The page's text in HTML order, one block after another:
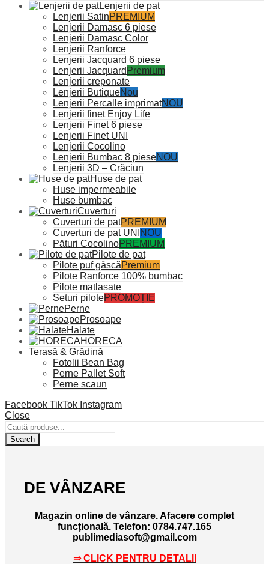
Lenjerii de pat
Lenjerii SatinPREMIUM
Lenjerii Damasc 6 piese
Lenjerii Damasc Color
Lenjerii Ranforce
Lenjerii Jacquard 6 piese
Lenjerii Jacquard Premium
Lenjerii creponate
Lenjerii ButiqueNou
Lenjerii Percalle imprimatNOU
Lenjerii finet Enjoy Life
Lenjerii Finet 6 piese
Lenjerii Finet UNI
Lenjerii Cocolino
Lenjerii Bumbac 8 pieseNOU
Lenjerii 3D – Crăciun
Huse de pat
Huse impermeabile
Huse bumbac
Cuverturi
Cuverturi de patPREMIUM
Cuverturi de pat UNI NOU
Pături CocolinoPREMIUM
Pilote de pat
Pilote puf gâscăPremium
Pilote Ranforce 100% bumbac
Pilote matlasate
Seturi pilotePROMOȚIE
Perne
Prosoape
Halate
HORECA
Terasă & Grădină
Fotolii Bean Bag
Perne Pallet Soft
Perne scaun
Facebook TikTok Instagram
Close
Search
DE VÂNZARE
Magazin online de vânzare. Afacere complet
funcțională. Telefon: 0784.747.165
publimediasoft@gmail.com
⇒ CLICK PENTRU DETALII